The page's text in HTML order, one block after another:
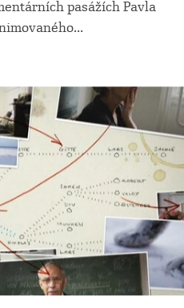
pasážích Pavla
...